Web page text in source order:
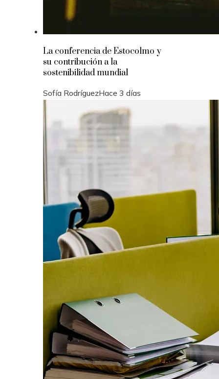
La conferencia de Estocolmo y
su contribución a la
sostenibilidad mundial
Sofía RodríguezHace 3 días